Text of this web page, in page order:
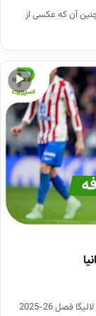
آن که عکسی از
▶